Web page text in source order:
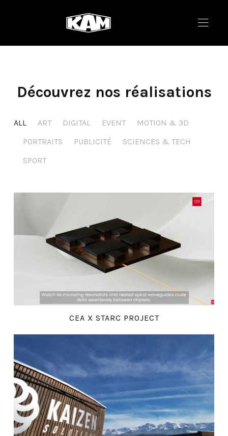
Découvrez nos réalisations
ALL ART DIGITAL EVENT
MOTION & 3D
PORTRAITS
PUBLICITÉ
SCIENCES & TECH
SPORT
CEA X STARC PROJECT